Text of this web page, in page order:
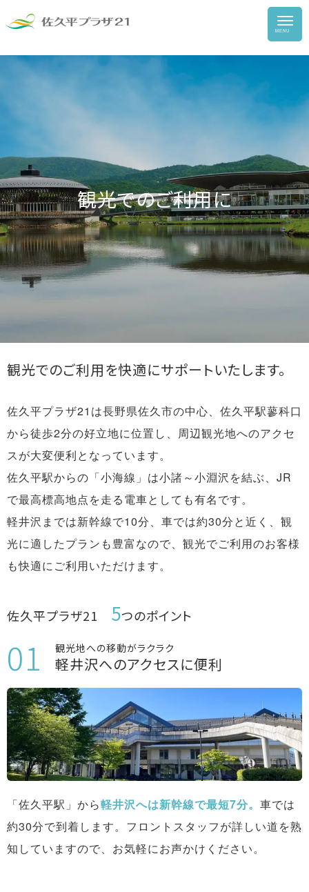
HOME
食事 団体のお客様
総合案内
アクセス
よくある質問
ついて
宿泊約款
免責事項
観光でのご利用に
観光でのご利用を快適にサポートいたします。
佐久平プラザ21は長野県佐久市の中心、佐久平駅蓼科口
から徒歩2分の好立地に位置し、周辺観光地へのアクセ
スが大変便利となっています。
佐久平駅からの「小海線」は小諸～小淵沢を結ぶ、JR
で最高標高地点を走る電車としても有名です。
軽井沢までは新幹線で10分、車では約30分と近く、観
光に適したプランも豊富なので、観光でご利用のお客様
も快適にご利用いただけます。
佐久平プラザ21 5つのポイント
観光地への移動がラクラク
軽井沢へのアクセスに便利
「佐久平駅」から軽井沢へは新幹線で最短7分。 車では
約30分で到着します。フロントスタッフが詳しい道を熟
知していますので、お気軽にお声かけください。